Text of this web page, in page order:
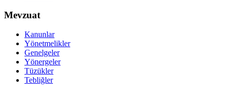
Mevzuat
Kanunlar
Yönetmelikler
Genelgeler
Yönergeler
Tüzükler
Tebliğler